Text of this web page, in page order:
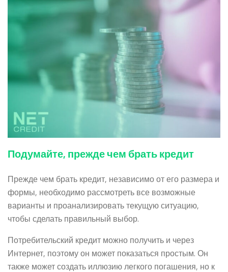
Подумайте, прежде чем брать кредит
Прежде чем брать кредит, независимо от его размера и
формы, необходимо рассмотреть все возможные
варианты и проанализировать текущую ситуацию,
чтобы сделать правильный выбор.
Потребительский кредит можно получить и через
Интернет, поэтому он может показаться простым. Он
также может создать иллюзию легкого погашения, но к